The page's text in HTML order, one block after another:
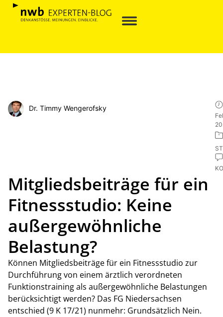
Dr. Timmy Wengerofsky
Mitgliedsbeiträge für ein
Fitnessstudio: Keine
außergewöhnliche
Belastung?
Können Mitgliedsbeiträge für ein Fitnessstudio zur
Durchführung von einem ärztlich verordneten
Funktionstraining als außergewöhnliche Belastungen
berücksichtigt werden? Das FG Niedersachsen
entschied (9 K 17/21) nunmehr: Grundsätzlich Nein.